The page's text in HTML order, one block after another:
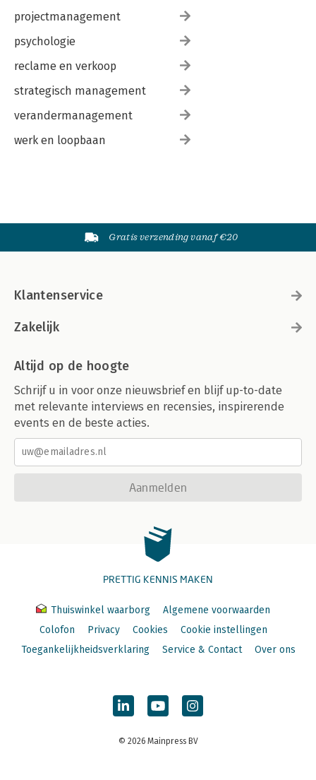
projectmanagement
psychologie
reclame en verkoop
strategisch management
verandermanagement
werk en loopbaan
Gratis verzending vanaf €20
Klantenservice
Zakelijk
Altijd op de hoogte
Schrijf u in voor onze nieuwsbrief en blijf up-to-date
met relevante interviews en recensies, inspirerende
events en de beste acties.
Aanmelden
PRETTIG KENNIS MAKEN
Thuiswinkel waarborg
Algemene voorwaarden
Colofon
Privacy Cookies
Cookie instellingen
Toegankelijkheidsverklaring
Service & Contact Over ons
© 2026 Mainpress BV